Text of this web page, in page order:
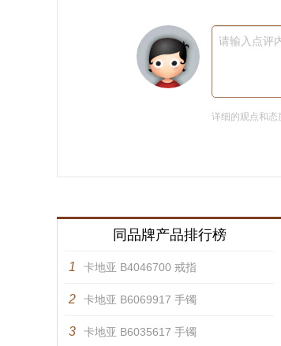
请输入点评
详细的观点和态
同品牌产品排行榜
1 卡地亚 B4046700 戒指
2 卡地亚 B6069917 手镯
3 卡地亚 B6035617 手镯